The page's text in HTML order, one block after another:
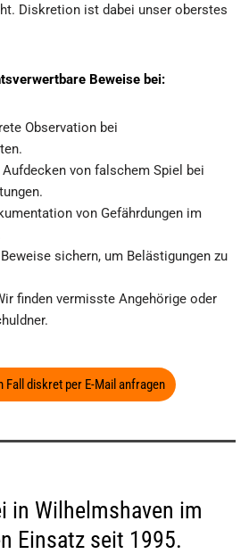
Diskretion ist dabei unser oberstes
Beweise bei:
Observation bei
Aufdecken von falschem Spiel bei
von Gefährdungen im
Beweise sichern, um Belästigungen zu
finden vermisste Angehörige oder
Fall diskret per E-Mail anfragen
in Wilhelmshaven im
Einsatz seit 1995.